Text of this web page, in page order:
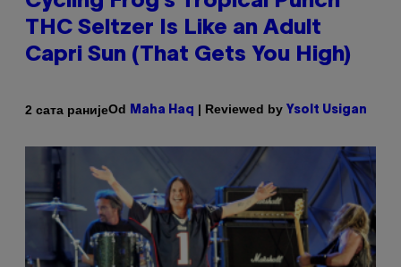
THC Seltzer Is Like an Adult
Capri Sun (That Gets You High)
2 сата ранијеOd Maha Haq | Reviewed by Ysolt Usigan